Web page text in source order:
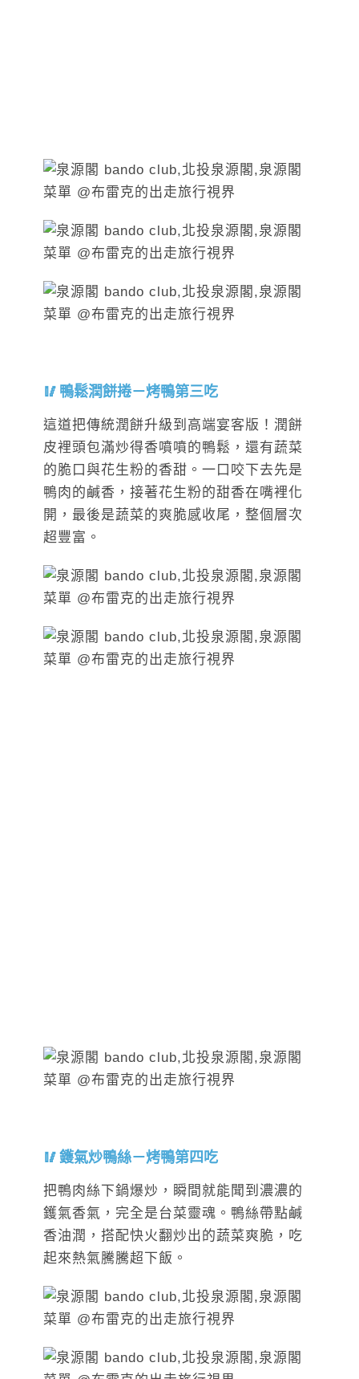
鴨鬆潤餅捲－烤鴨第三吃
這道把傳統潤餅升級到高端宴客版！潤餅
皮裡頭包滿炒得香噴噴的鴨鬆，還有蔬菜
的脆口與花生粉的香甜。一口咬下去先是
鴨肉的鹹香，接著花生粉的甜香在嘴裡化
開，最後是蔬菜的爽脆感收尾，整個層次
超豐富。
鑊氣炒鴨絲－烤鴨第四吃
把鴨肉絲下鍋爆炒，瞬間就能聞到濃濃的
鑊氣香氣，完全是台菜靈魂。鴨絲帶點鹹
香油潤，搭配快火翻炒出的蔬菜爽脆，吃
起來熱氣騰騰超下飯。